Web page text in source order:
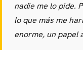
nadie me lo pide.
lo que más me
enorme, un papel